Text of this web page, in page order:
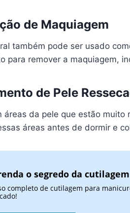
de Maquiagem
também pode ser usado
para remover a maquiagem,
de Pele
áreas da pele que estão
áreas antes de dormir e
o segredo da
completo de cutilagem para